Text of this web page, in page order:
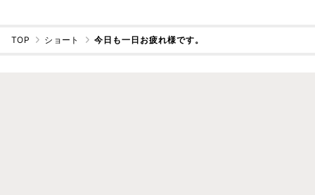
TOP ショート 今日も一日お疲れ様です。